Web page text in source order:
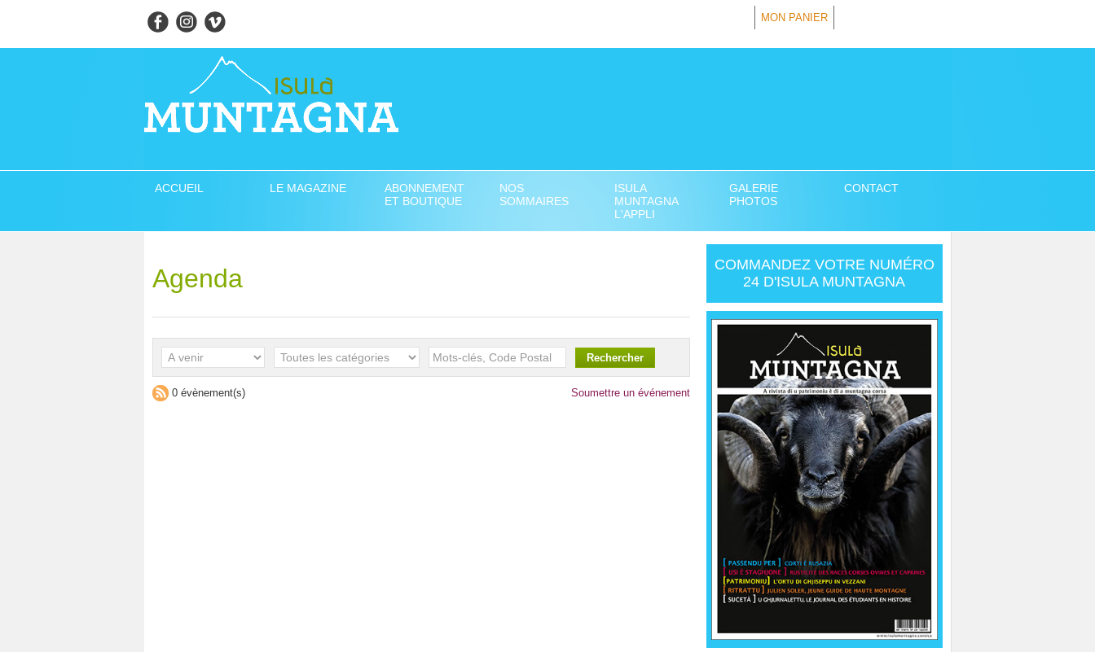
MON PANIER
ACCUEIL LE MAGAZINE
ABONNEMENT
ET BOUTIQUE
NOS
SOMMAIRES
ISULA
MUNTAGNA
L'APPLI
GALERIE
PHOTOS
CONTACT
Agenda
0 évènement(s) Soumettre un événement
COMMANDEZ VOTRE NUMÉRO
24 D'ISULA MUNTAGNA